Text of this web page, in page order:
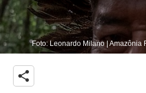
Foto: Leonardo Milano | Amazônia
share